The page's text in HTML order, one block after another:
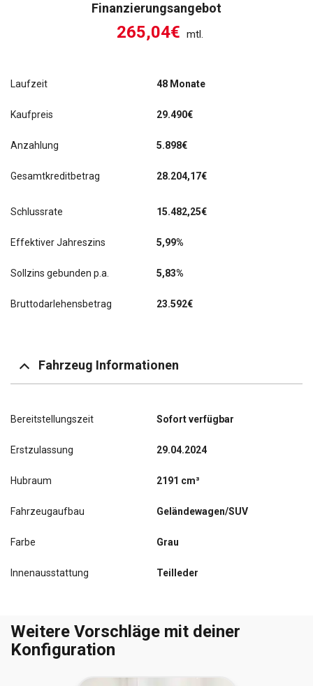
Finanzierungsangebot
265,04€ mtl.
Laufzeit 48 Monate
Kaufpreis 29.490€
Anzahlung 5.898€
Gesamtkreditbetrag 28.204,17€
Schlussrate 15.482,25€
Effektiver Jahreszins 5,99%
Sollzins gebunden p.a. 5,83%
Bruttodarlehensbetrag 23.592€
Fahrzeug Informationen
Bereitstellungszeit Sofort verfügbar
Erstzulassung 29.04.2024
Hubraum 2191 cm³
Fahrzeugaufbau Geländewagen/SUV
Farbe Grau
Innenausstattung Teilleder
Weitere Vorschläge mit deiner
Konfiguration